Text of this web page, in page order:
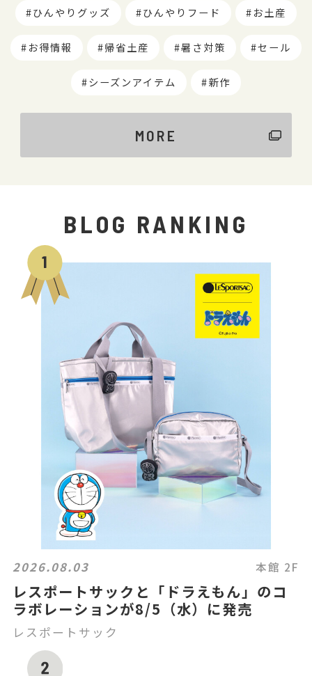
ひんやりグッズ ひんやりフード お土産
お得情報 帰省土産 暑さ対策 セール
シーズンアイテム 新作
MORE
BLOG RANKING
2026.08.03 本館 2F
レスポートサックと「ドラえもん」のコ
ラボレーションが8/5（水）に発売
レスポートサック